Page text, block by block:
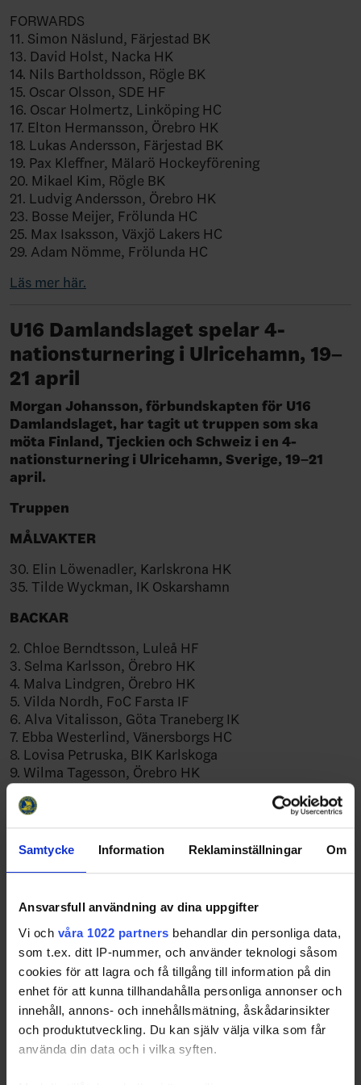
Samtycke Information Reklaminställningar Om
Ansvarsfull användning av dina uppgifter
Vi och våra 1022 partners behandlar din personliga data,
som t.ex. ditt IP-nummer, och använder teknologi såsom
cookies för att lagra och få tillgång till information på din
enhet för att kunna tillhandahålla personliga annonser och
innehåll, annons- och innehållsmätning, åskådarinsikter
och produktutveckling. Du kan själv välja vilka som får
använda din data och i vilka syften.
FORWARDS
11. Simon Näslund, Färjestad BK
13. David Holst, Nacka HK
14. Nils Bartholdsson, Rögle BK
15. Oscar Olsson, SDE HF
16. Oscar Holmertz, Linköping HC
17. Elton Hermansson, Örebro HK
18. Lukas Andersson, Färjestad BK
19. Pax Kleffner, Mälarö Hockeyförening
20. Mikael Kim, Rögle BK
21. Ludvig Andersson, Örebro HK
23. Bosse Meijer, Frölunda HC
25. Max Isaksson, Växjö Lakers HC
29. Adam Nömme, Frölunda HC
Läs mer här.
U16 Damlandslaget spelar 4-
nationsturnering i Ulricehamn, 19–
21 april
Morgan Johansson, förbundskapten för U16
Damlandslaget, har tagit ut truppen som ska
möta Finland, Tjeckien och Schweiz i en 4-
nationsturnering i Ulricehamn, Sverige, 19–21
april.
Truppen
MÅLVAKTER
30. Elin Löwenadler, Karlskrona HK
35. Tilde Wyckman, IK Oskarshamn
BACKAR
2. Chloe Berndtsson, Luleå HF
3. Selma Karlsson, Örebro HK
4. Malva Lindgren, Örebro HK
5. Vilda Nordh, FoC Farsta IF
6. Alva Vitalisson, Göta Traneberg IK
7. Ebba Westerlind, Vänersborgs HC
8. Lovisa Petruska, BIK Karlskoga
9. Wilma Tagesson, Örebro HK
FORWARDS
10. Maria Dolatabadi, IK Oskarshamn
11. Disa Carlsson, SHK HC
12. Tilde Grillfors, Leksands IF
14. Nellie Norén, Färjestad BK
15. Nova Segerljung Svanefjord, IF Björklöven
16. Tillie Ytfeldt, Leksands IF
17. Maja Åkerlund, Timrå IK
18. Matilda Österman, Nyköping SK
19. Miranda Lindström, AIK
20. Nova Åberg, AIK
21. Inez Nygren, Clemensnäs HC
Läs mer här.